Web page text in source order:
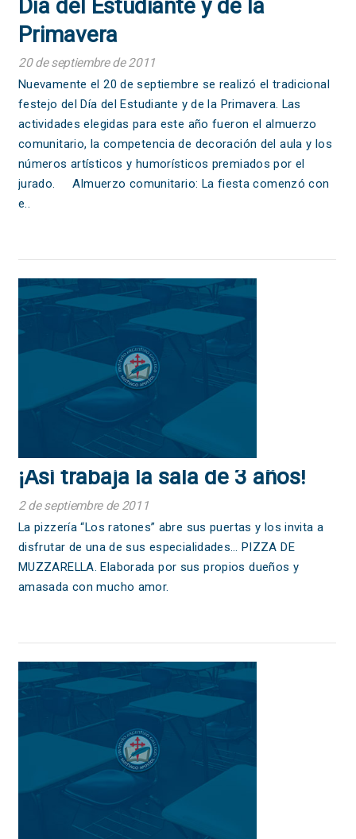
Día del Estudiante y de la
Primavera
20 de septiembre de 2011
Nuevamente el 20 de septiembre se realizó el tradicional
festejo del Día del Estudiante y de la Primavera. Las
actividades elegidas para este año fueron el almuerzo
comunitario, la competencia de decoración del aula y los
números artísticos y humorísticos premiados por el
jurado. Almuerzo comunitario: La fiesta comenzó con
e..
¡Así trabaja la sala de 3 años!
2 de septiembre de 2011
La pizzería “Los ratones” abre sus puertas y los invita a
disfrutar de una de sus especialidades… PIZZA DE
MUZZARELLA. Elaborada por sus propios dueños y
amasada con mucho amor.